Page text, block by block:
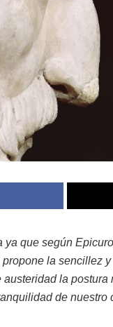
que según
la sencillez
la
de nuestro